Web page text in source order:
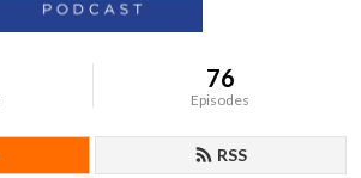
76
Episodes
RSS